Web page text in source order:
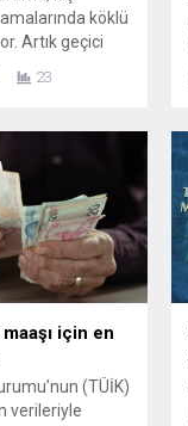
köklü
Artık geçici
yapılacak;
23
için en
(TÜİK)
verileriyle